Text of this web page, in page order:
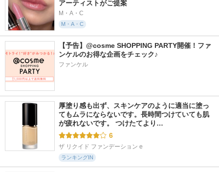
アーティストがご提案
M・A・C
M・A・C
【予告】@cosme SHOPPING PARTY開催！ファ
ンケルのお得な企画をチェック♪
ファンケル
厚塗り感も出ず、スキンケアのように適当に塗っ
てもムラにならないです。長時間つけていても肌
が疲れないです。 つけたてより…
6
ザ リクイド ファンデーション e
ランキングIN